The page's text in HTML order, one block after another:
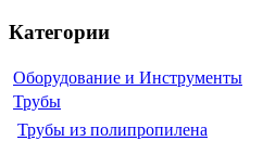
Категории
Оборудование и Инструменты
Трубы
Трубы из полипропилена